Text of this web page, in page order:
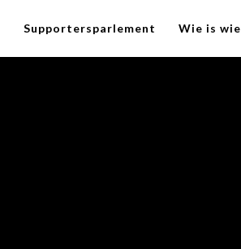
Supportersparlement Wie is wie